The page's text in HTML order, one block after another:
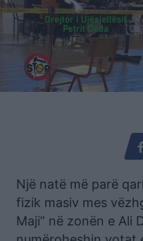
Një natë më parë
fizik masiv mes
Maji” në zonën e Ali